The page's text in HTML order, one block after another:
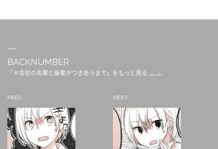
BACKNUMBER
「＃会社の先輩と後輩がつきあうまで」をもっと見る
PREV NEXT